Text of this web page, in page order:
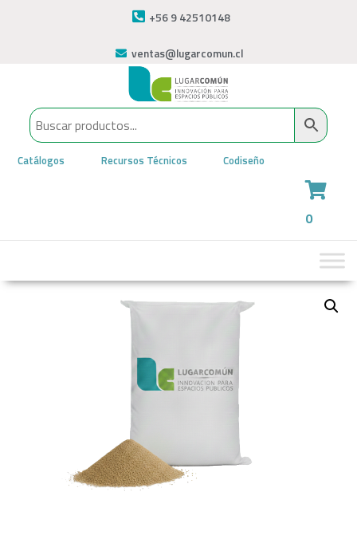
+56 9 42510148
ventas@lugarcomun.cl
Catálogos Recursos Técnicos Codiseño
0